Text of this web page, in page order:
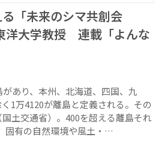
「未来のシマ共創会
大学教授 連載「よんな
あり、本州、北海道、四国、九
1万4120が離島と定義される。その
土交通省）。400を超える離島それ
固有の自然環境や風土・…